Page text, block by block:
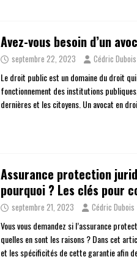
Avez-vous besoin d’un
septembre 22, 2023 Cédric Dubois
Le droit public est un domaine du droit
fonctionnement des institutions
dernières et les citoyens. Un avocat en
Assurance protection
pourquoi ? Les clés pour
septembre 21, 2023 Cédric Dubois
Vous vous demandez si l’assurance
quelles en sont les raisons ? Dans cet
et les spécificités de cette garantie afin